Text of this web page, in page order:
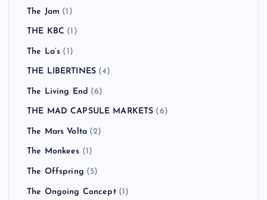
The Jam (1)
THE KBC (1)
The La’s (1)
THE LIBERTINES (4)
The Living End (6)
THE MAD CAPSULE MARKETS (6)
The Mars Volta (2)
The Monkees (1)
The Offspring (5)
The Ongoing Concept(1)